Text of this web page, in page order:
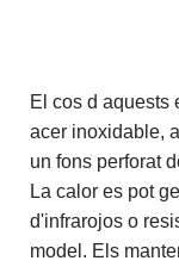
El cos d aquests
acer inoxidable,
un fons perforat
La calor es pot
d'infrarojos o
model. Els